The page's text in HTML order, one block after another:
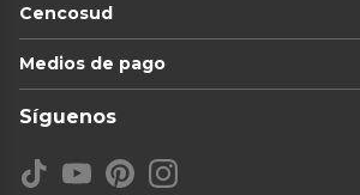
Cencosud
Medios de pago
Síguenos